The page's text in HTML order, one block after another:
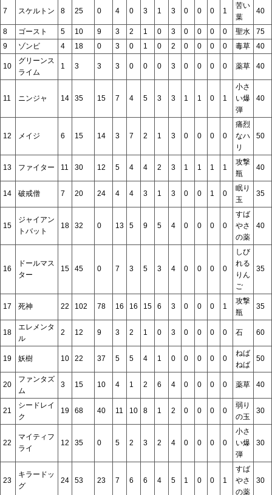
7 スケルトン 8 25 0 4 0 3 1 3 0 0 0 1
苦い
葉
40
8 ゴースト 5 10 9 3 2 1 0 3 0 0 0 0 聖水
75
9
ゾンビ 4 18 0 3 0 1 0 2 0 0 0 0 毒草 40
10
グリーンス
ライム
1 3 3 3 0 0 0 3 0 0 0 0 薬草 40
11 ニンジャ 14 35 15 7 4 5 3 3 1 1 0 1
小さ
い爆
弾
40
12 メイジ 6 15 14 3 7 2 1 3 0 0 0 0
痛烈
なハ
リ
50
13 ファイター 11 30 12 5 4 4 2 3 1 1 1 1
攻撃
瓶
40
14 破戒僧 7 20 24 4 4 3 1 3 0 0 1 0
眠り
玉
35
15
ジャイアン
トバット
18 32 0 13 5 9 5 4 0 0 0 0
すば
やさ
の薬
40
16
ドールマス
ター
15 45 0 7 3 5 3 4 0 0 0 0
しび
れる
りん
ご
35
17 死神 22 102 78 16 16 15 6 3 0 0 0 1
攻撃
瓶
35
18
エレメンタ
ル
2 12 9 3 2 1 0 3 0 0 0 0 石 60
19 妖樹 10 22 37 5 5 4 1 0 0 0 0 0
ねば
ねば
50
20
ファンタズ
ム
3 15 10 4 1 2 6 4 0 0 0 0 薬草 40
21
シードレイ
ク
19 68 40 11 10 8 1 2 0 0 0 0
弱り
の玉
30
22
マイティフ
ライ
12 35 0 5 2 3 2 4 0 0 0 0
小さ
い爆
弾
30
23
キラードッ
グ
24 53 23 7 6 6 4 5 1 0 0 1
すば
やさ
の薬
30